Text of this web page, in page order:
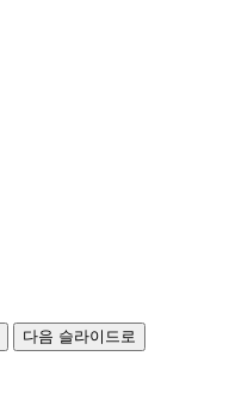
다음 슬라이드로